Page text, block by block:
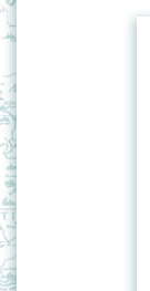
Политико-
География
Учебные